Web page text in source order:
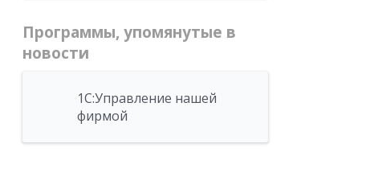
Программы, упомянутые в
новости
1С:Управление нашей
фирмой